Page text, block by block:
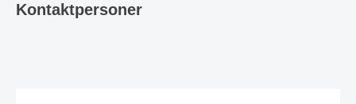
Kontaktpersoner